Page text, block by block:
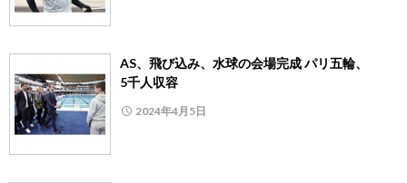
AS、飛び込み、水球の会場完成 パリ五輪、
5千人収容
2024年4月5日